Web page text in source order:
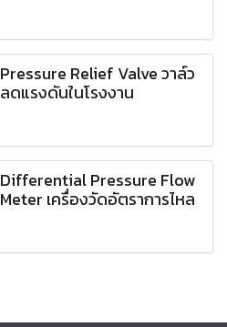
Pressure Relief Valve วาล์ว
ลดแรงดันในโรงงาน
Differential Pressure Flow
Meter เครื่องวัดอัตราการไหล